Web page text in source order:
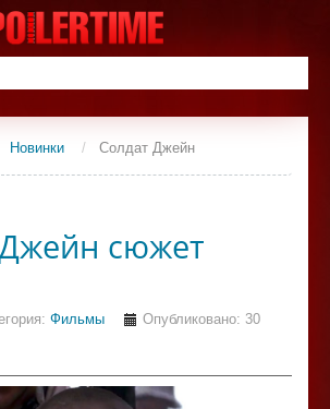
Новинки / Солдат Джейн
сюжет
Фильмы
Опубликовано: 30